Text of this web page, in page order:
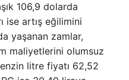
106,9 dolarda
ise artış eğilimini
yaşanan zamlar,
maliyetlerini olumsuz
litre fiyatı 62,52